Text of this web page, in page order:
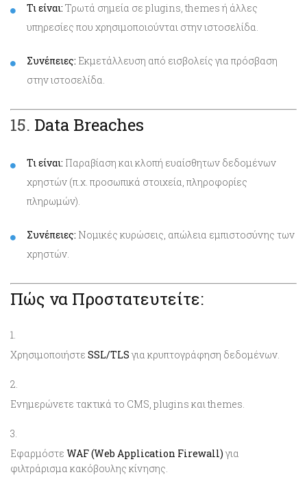
Τι είναι: Τρωτά σημεία σε plugins, themes ή άλλες
υπηρεσίες που χρησιμοποιούνται στην ιστοσελίδα.
Συνέπειες: Εκμετάλλευση από εισβολείς για πρόσβαση
στην ιστοσελίδα.
15. Data Breaches
Τι είναι: Παραβίαση και κλοπή ευαίσθητων δεδομένων
χρηστών (π.χ. προσωπικά στοιχεία, πληροφορίες
πληρωμών).
Συνέπειες: Νομικές κυρώσεις, απώλεια εμπιστοσύνης των
χρηστών.
Πώς να Προστατευτείτε:
Χρησιμοποιήστε SSL/TLSγια κρυπτογράφηση δεδομένων.
Ενημερώνετε τακτικά το CMS, plugins και themes.
Εφαρμόστε WAF (Web Application Firewall)για
φιλτράρισμα κακόβουλης κίνησης.